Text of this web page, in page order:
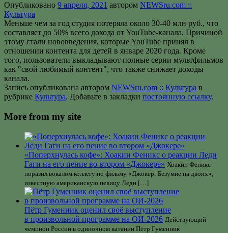
Опубликовано 9 апреля, 2021 автором NEWSru.com ::
Культура
Меньше чем за год студия потеряла около 30-40 млн руб., что
составляет до 50% всего дохода от YouTube-канала. Причиной
этому стали нововведения, которые YouTube принял в
отношении контента для детей в январе 2020 года. Кроме
того, пользователи выкладывают полные серии мультфильмов
как "свой любимый контент", что также снижает доходы
канала.
Запись опубликована автором NEWSru.com :: Культура в
рубрике Культура. Добавьте в закладки постоянную ссылку.
More from my site
«Поперхнулась кофе»: Хоакин Феникс о реакции Леди
Гаги на его пение во втором «Джокере» Хоакин Феникс
поразил вокалом коллегу по фильму «Джокер: Безумие на двоих»,
известную американскую певицу Леди […]
Пётр Гуменник оценил своё выступление
в произвольной программе на ОИ-2026 Действующий
чемпион России в одиночном катании Пётр Гуменник